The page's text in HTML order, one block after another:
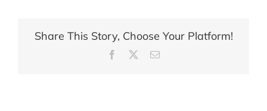
Share This Story, Choose Your Platform!
Facebook Email